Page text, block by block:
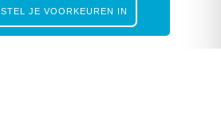
STEL JE VOORKEUREN IN